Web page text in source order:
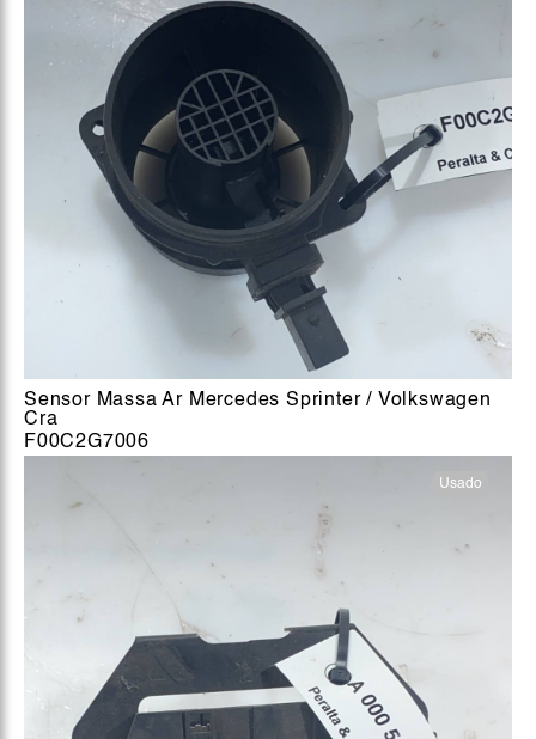
Sensor Massa Ar Mercedes Sprinter / Volkswagen
Cra
F00C2G7006
Usado